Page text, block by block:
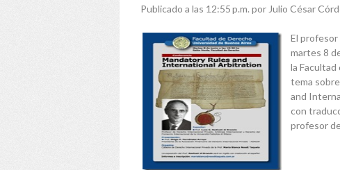
Publicado a las 12:55 p.m. por Julio César
El profesor
martes 8
la Facultad
tema
and
con
profesor